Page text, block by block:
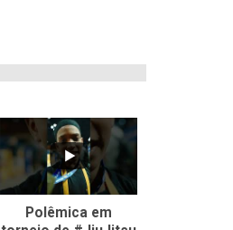
46 1
Polêmica em